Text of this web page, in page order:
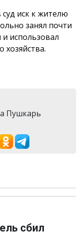
иск к жителю
занял почти
использовал
хозяйства.
Пушкарь
сбил